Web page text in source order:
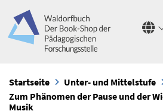
Startseite Unter- und Mittelstufe
Zum Phänomen der Pause und der
Musik